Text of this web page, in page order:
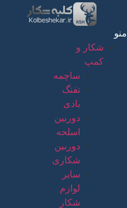
منو
شکار و
کمپ
ساچمه
تفنگ
بادی
دوربین
اسلحه
دوربین
شکاری
سایر
لوازم
شکار